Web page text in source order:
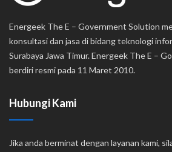
Energeek The E – Government Solution
konsultasi dan jasa di bidang teknologi
Surabaya Jawa Timur. Energeek The E –
berdiri resmi pada 11 Maret 2010.
Hubungi Kami
Jika anda berminat dengan layanan kami,